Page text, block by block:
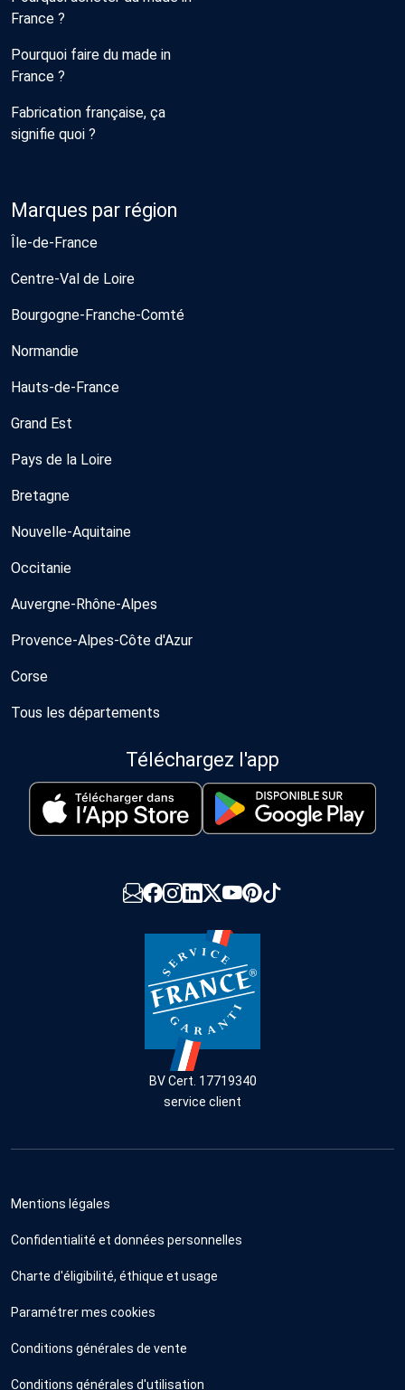
France ?
Pourquoi faire du made in
France ?
Fabrication française, ça
signifie quoi ?
Marques par région
Île-de-France
Centre-Val de Loire
Bourgogne-Franche-Comté
Normandie
Hauts-de-France
Grand Est
Pays de la Loire
Bretagne
Nouvelle-Aquitaine
Occitanie
Auvergne-Rhône-Alpes
Provence-Alpes-Côte d'Azur
Corse
Tous les départements
Téléchargez l'app
BV Cert. 17719340
service client
Mentions légales
Confidentialité et données personnelles
Charte d'éligibilité, éthique et usage
Paramétrer mes cookies
Conditions générales de vente
Conditions générales d'utilisation